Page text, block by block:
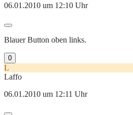
06.01.2010 um 12:10 Uhr
Blauer Button oben links.
0
L
Laffo
06.01.2010 um 12:11 Uhr